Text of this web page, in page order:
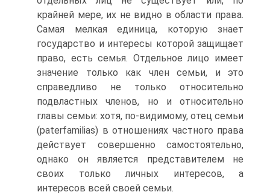
крайней мере, их не видно в области права.
Самая мелкая единица, которую знает
государство и интересы которой защищает
право, есть семья. Отдельное лицо имеет
значение только как член семьи, и это
справедливо не только относительно
подвластных членов, но и относительно
главы семьи: хотя, по-видимому, отец семьи
(paterfamilias) в отношениях частного права
действует совершенно самостоятельно,
однако он является представителем не
своих только личных интересов, а
интересов всей своей семьи.